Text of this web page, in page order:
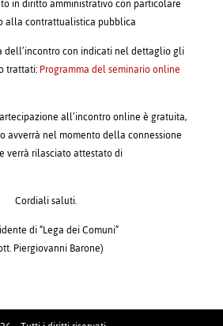
in diritto amministrativo con particolare
alla contrattualistica pubblica
dell’incontro con indicati nel dettaglio gli
trattati:Programma del seminario online
all’incontro online è gratuita,
avverrà nel momento della connessione
verrà rilasciato attestato di
Cordiali saluti.
di “Lega dei Comuni”
Piergiovanni Barone)